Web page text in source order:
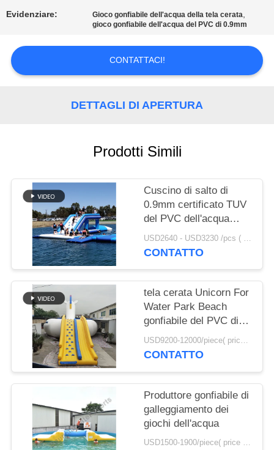
CONTATTICI
RICHIEDA
UNA
CITAZIONE
SITO
PRIVACY
POLICY
Evidenziare: Gioco gonfiabile dell'acqua della tela cerata,
gioco gonfiabile dell'acqua del PVC di 0.9mm
CONTATTACI!
DETTAGLI DI APERTURA
Prodotti Simili
Cuscino di salto di
0.9mm certificato TUV
del PVC dell'acqua
gonfiabile UV anti-
della tela cerata da
USD2640 - USD3230 /pcs ( price just for reference, detailed prices need to be confirmed） MOQ:1PC
CONTATTO
tela cerata Unicorn For
Water Park Beach
gonfiabile del PVC di
0.9mm
USD9200-12000/piece( price just for reference, detailed prices need to be confirmed) MOQ:1PC
CONTATTO
Produttore gonfiabile di
galleggiamento dei
giochi dell'acqua
USD1500-1900/piece( price just for reference, detailed prices need to be confirmed) MOQ:1PC